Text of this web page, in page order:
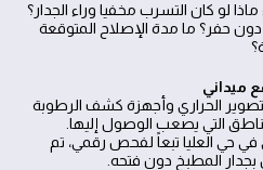
لو كان التسرب مخفيا وراء الجدار؟
حفر؟ ما مدة الإصلاح المتوقعة
الحراري وأجهزة كشف الرطوبة
التي يصعب الوصول إليها.
حي العليا تبعاً لفحص رقمي، تم
المطبخ دون فتحه.